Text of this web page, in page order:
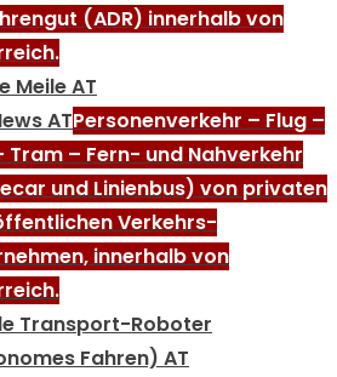
(ADR) innerhalb von
Meile AT
ATPersonenverkehr – Flug –
Tram – Fern- und Nahverkehr
und Linienbus) von privaten
Verkehrs-
innerhalb von
Transport-Roboter
Fahren) AT